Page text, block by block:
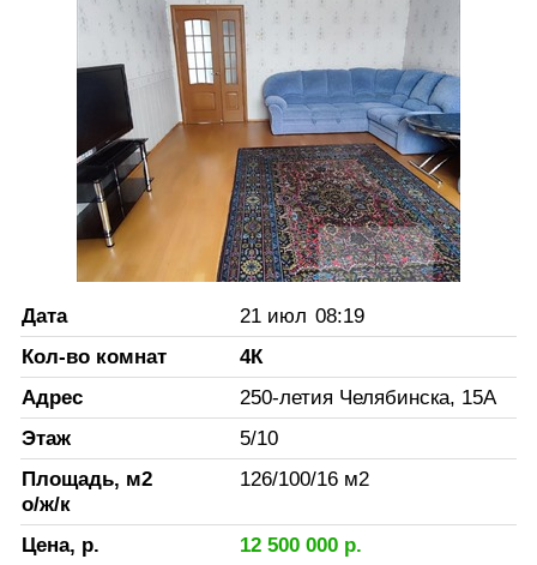
Дата 21 июл 08:19
Кол-во комнат
4К
Адрес
250-летия Челябинска, 15А
Этаж
5/10
Площадь, м2
о/ж/к
126/100/16 м2
Цена, р. 12 500 000р.